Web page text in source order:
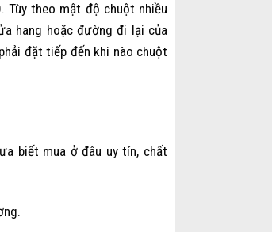
Tùy theo mật độ chuột nhiều
hang hoặc đường đi lại của
đặt tiếp đến khi nào chuột
biết mua ở đâu uy tín, chất